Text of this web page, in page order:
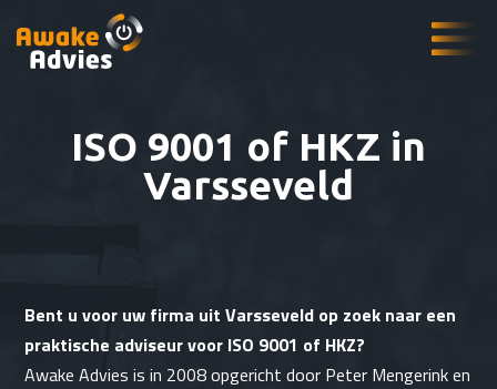
ISO 9001 of HKZ in
Varsseveld
Bent u voor uw firma uit Varsseveld op zoek naar een
praktische adviseur voor ISO 9001 of HKZ?
Awake Advies is in 2008 opgericht door Peter Mengerink en